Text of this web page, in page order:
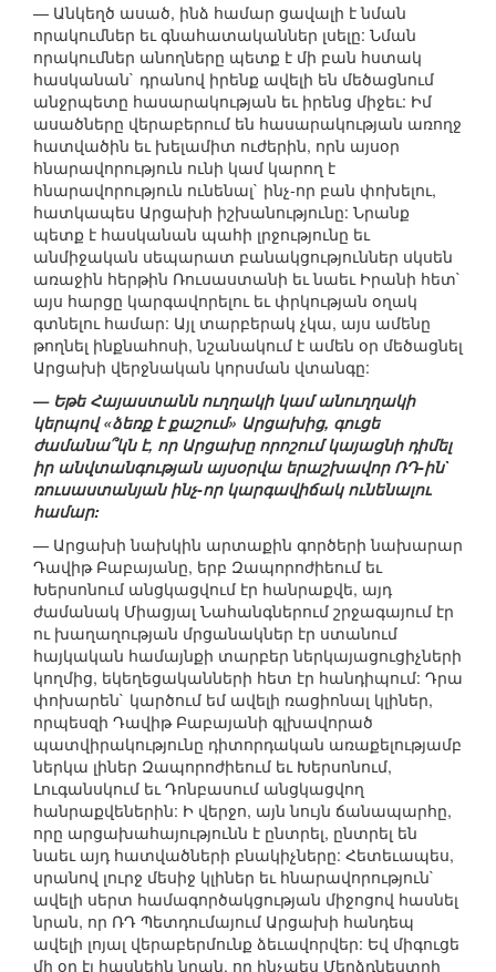
— Անկեղծ ասած, ինձ համար ցավալի է նման
որակումներ եւ գնահատականներ լսելը: Նման
որակումներ անողները պետք է մի բան հստակ
հասկանան` դրանով իրենք ավելի են մեծացնում
անջրպետը հասարակության եւ իրենց միջեւ: Իմ
ասածները վերաբերում են հասարակության առողջ
հատվածին եւ խելամիտ ուժերին, որն այսօր
հնարավորություն ունի կամ կարող է
հնարավորություն ունենալ` ինչ-որ բան փոխելու,
հատկապես Արցախի իշխանությունը: Նրանք
պետք է հասկանան պահի լրջությունը եւ
անմիջական սեպարատ բանակցություններ սկսեն
առաջին հերթին Ռուսաստանի եւ նաեւ Իրանի հետ`
այս հարցը կարգավորելու եւ փրկության օղակ
գտնելու համար: Այլ տարբերակ չկա, այս ամենը
թողնել ինքնահոսի, նշանակում է ամեն օր մեծացնել
Արցախի վերջնական կորսման վտանգը:
— Եթե Հայաստանն ուղղակի կամ անուղղակի
կերպով «ձեռք է քաշում» Արցախից, գուցե
ժամանա՞կն է, որ Արցախը որոշում կայացնի դիմել
իր անվտանգության այսօրվա երաշխավոր ՌԴ-ին`
ռուսաստանյան ինչ-որ կարգավիճակ ունենալու
համար:
— Արցախի նախկին արտաքին գործերի նախարար
Դավիթ Բաբայանը, երբ Զապորոժիեում եւ
Խերսոնում անցկացվում էր հանրաքվե, այդ
ժամանակ Միացյալ Նահանգներում շրջագայում էր
ու խաղաղության մրցանակներ էր ստանում
հայկական համայնքի տարբեր ներկայացուցիչների
կողմից, եկեղեցականների հետ էր հանդիպում: Դրա
փոխարեն` կարծում եմ ավելի ռացիոնալ կլիներ,
որպեսզի Դավիթ Բաբայանի գլխավորած
պատվիրակությունը դիտորդական առաքելությամբ
ներկա լիներ Զապորոժիեում եւ Խերսոնում,
Լուգանսկում եւ Դոնբասում անցկացվող
հանրաքվեներին: Ի վերջո, այն նույն ճանապարհը,
որը արցախահայությունն է ընտրել, ընտրել են
նաեւ այդ հատվածների բնակիչները: Հետեւապես,
սրանով լուրջ մեսիջ կլիներ եւ հնարավորություն`
ավելի սերտ համագործակցության միջոցով հասնել
նրան, որ ՌԴ Պետդումայում Արցախի հանդեպ
ավելի լոյալ վերաբերմունք ձեւավորվեր: Եվ միգուցե
մի օր էլ հասնեին նրան, որ ինչպես Մերձդնեստրի